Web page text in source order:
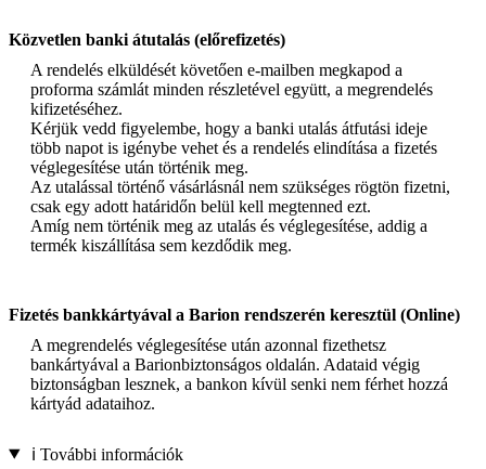
Közvetlen banki átutalás (előrefizetés)
A rendelés elküldését követően e-mailben megkapod a
proforma számlát minden részletével együtt, a megrendelés
kifizetéséhez.
Kérjük vedd figyelembe, hogy a banki utalás átfutási ideje
több napot is igénybe vehet és a rendelés elindítása a fizetés
véglegesítése után történik meg.
Az utalással történő vásárlásnál nem szükséges rögtön fizetni,
csak egy adott határidőn belül kell megtenned ezt.
Amíg nem történik meg az utalás és véglegesítése, addig a
termék kiszállítása sem kezdődik meg.
Fizetés bankkártyával a Barion rendszerén keresztül (Online)
A megrendelés véglegesítése után azonnal fizethetsz
bankártyával a Barionbiztonságos oldalán. Adataid végig
biztonságban lesznek, a bankon kívül senki nem férhet hozzá
kártyád adataihoz.
ℹ️ További információk